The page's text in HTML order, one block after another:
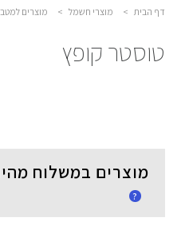
דף הבית > מוצרי חשמל > מוצרים
טוסטר קופץ
מוצרים במשלוח
?